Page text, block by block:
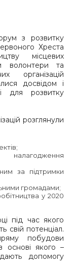
з розвитку
Хреста
місцевих
волонтери та
організацій
досвідом і
для розвитку
розглянули
за підтримки
громадами;
у 2020
під час якого
свій потенціал.
побудови
основі якого –
допомогу